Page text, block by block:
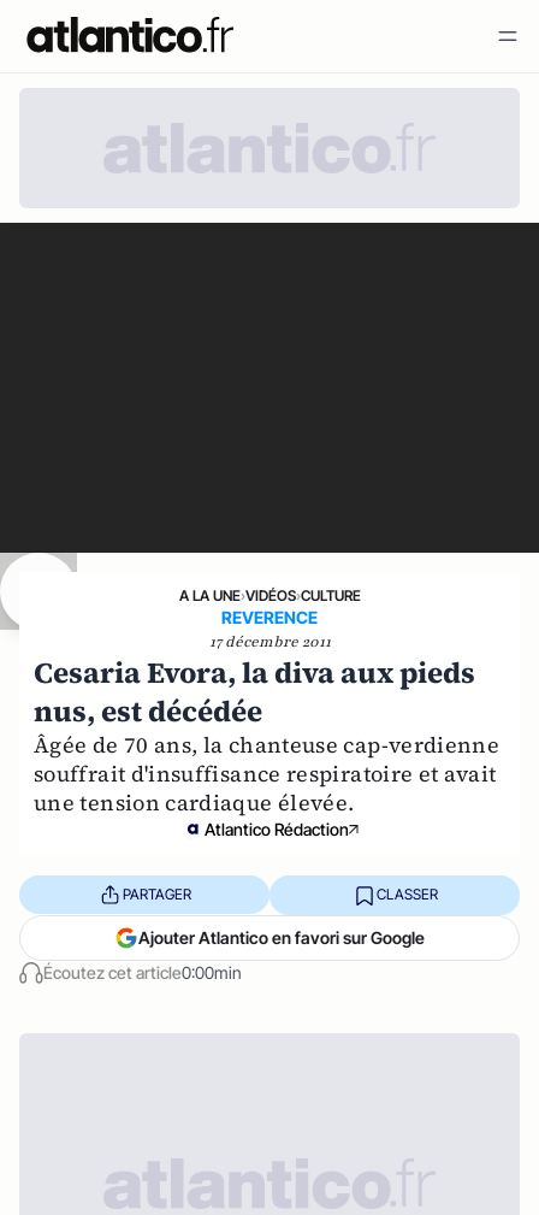
A LA UNE›VIDÉOS›CULTURE
REVERENCE
17 décembre 2011
Cesaria Evora, la diva aux pieds
nus, est décédée
Âgée de 70 ans, la chanteuse cap-verdienne
souffrait d'insuffisance respiratoire et avait
une tension cardiaque élevée.
Atlantico Rédaction
Écoutez cet article0:00min
PARTAGER CLASSER
Ajouter Atlantico en favori sur Google